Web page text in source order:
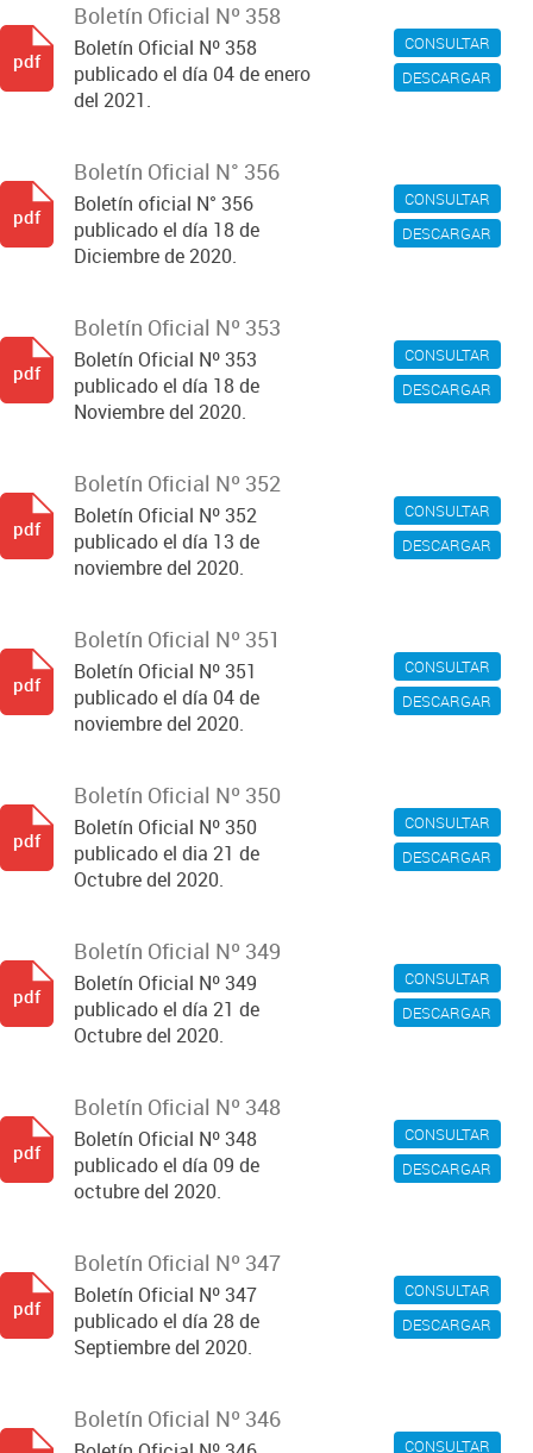
CONSULTAR
DESCARGAR
Boletín Oficial Nº 358
Boletín Oficial Nº 358
publicado el día 04 de enero
del 2021.
pdf
CONSULTAR
DESCARGAR
Boletín Oficial N° 356
Boletín oficial N° 356
publicado el día 18 de
Diciembre de 2020.
pdf
CONSULTAR
DESCARGAR
Boletín Oficial Nº 353
Boletín Oficial Nº 353
publicado el día 18 de
Noviembre del 2020.
pdf
CONSULTAR
DESCARGAR
Boletín Oficial Nº 352
Boletín Oficial Nº 352
publicado el día 13 de
noviembre del 2020.
pdf
CONSULTAR
DESCARGAR
Boletín Oficial Nº 351
Boletín Oficial Nº 351
publicado el día 04 de
noviembre del 2020.
pdf
CONSULTAR
DESCARGAR
Boletín Oficial Nº 350
Boletín Oficial Nº 350
publicado el dia 21 de
Octubre del 2020.
pdf
CONSULTAR
DESCARGAR
Boletín Oficial Nº 349
Boletín Oficial Nº 349
publicado el día 21 de
Octubre del 2020.
pdf
CONSULTAR
DESCARGAR
Boletín Oficial Nº 348
Boletín Oficial Nº 348
publicado el día 09 de
octubre del 2020.
pdf
CONSULTAR
DESCARGAR
Boletín Oficial Nº 347
Boletín Oficial Nº 347
publicado el día 28 de
Septiembre del 2020.
pdf
CONSULTAR
Boletín Oficial Nº 346